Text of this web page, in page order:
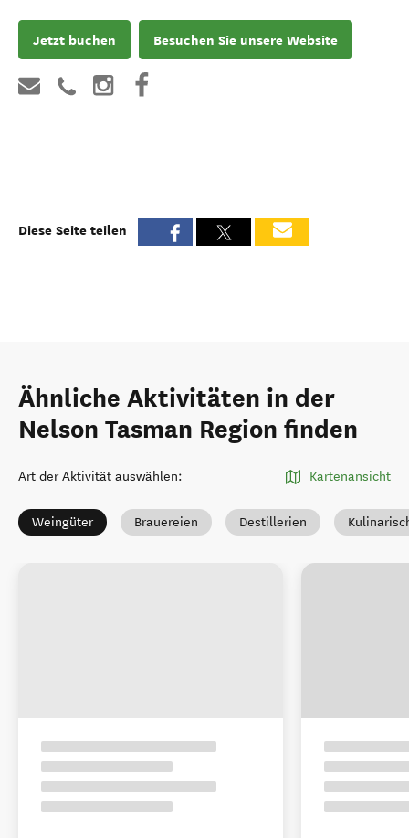
Jetzt buchen Besuchen Sie unsere Website
Diese Seite teilen
Ähnliche Aktivitäten in der
Nelson Tasman Region finden
Art der Aktivität auswählen: Kartenansicht
Weingüter Brauereien Destillerien